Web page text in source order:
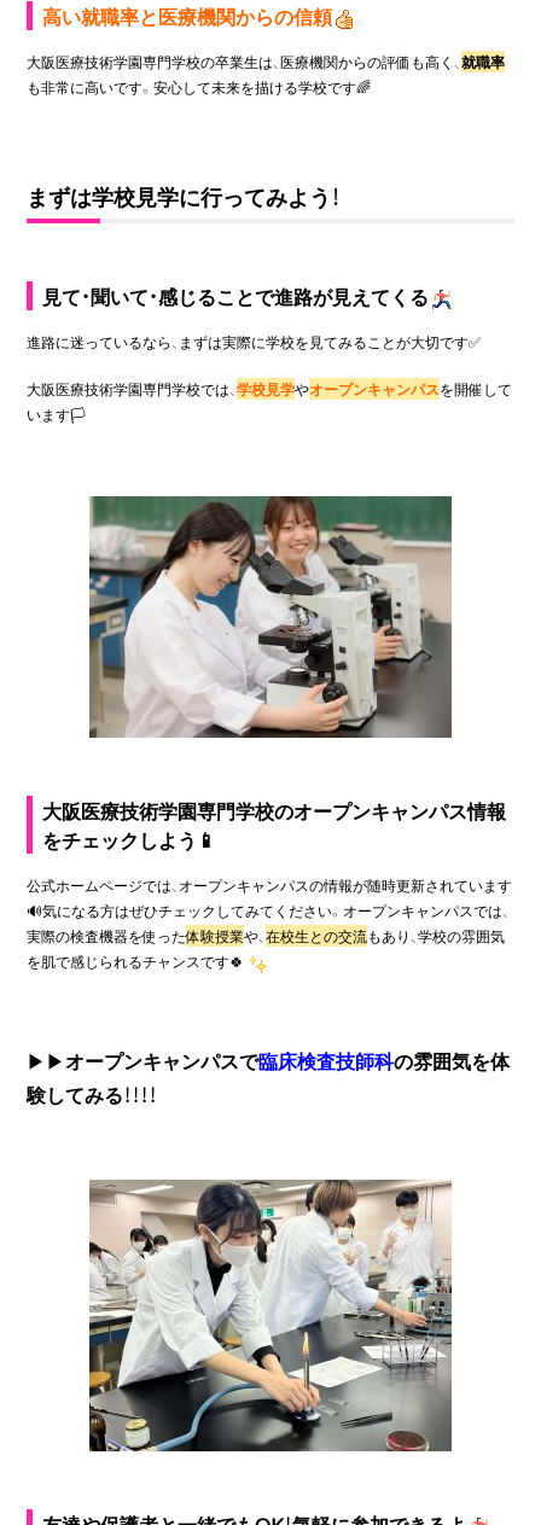
高い就職率と医療機関からの信頼
大阪医療技術学園専門学校の卒業生は、医療機関からの評価も高く、就職率
も非常に高いです。安心して未来を描ける学校です🌈
まずは学校見学に行ってみよう！
見て・聞いて・感じることで進路が見えてくる
進路に迷っているなら、まずは実際に学校を見てみることが大切です✅
大阪医療技術学園専門学校では、学校見学やオープンキャンパスを開催して
います🏳️
大阪医療技術学園専門学校のオープンキャンパス情報
をチェックしよう 📱
公式ホームページでは、オープンキャンパスの情報が随時更新されています
🔊気になる方はぜひチェックしてみてください。オープンキャンパスでは、
実際の検査機器を使った体験授業や、在校生との交流もあり、学校の雰囲気
を肌で感じられるチャンスです🍀
▶▶オープンキャンパスで臨床検査技師科の雰囲気を体
験してみる！！！！